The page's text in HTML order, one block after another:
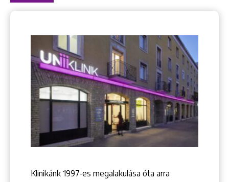
Klinikánk 1997-­es megalakulása óta arra